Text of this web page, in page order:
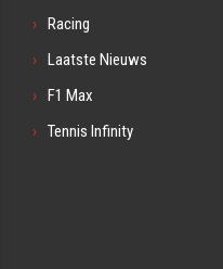
Racing
Laatste Nieuws
F1 Max
Tennis Infinity